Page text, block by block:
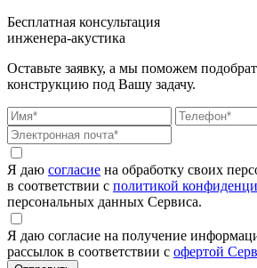
Бесплатная консультация
инженера-акустика
Оставьте заявку, а мы поможем
конструкцию под Вашу задачу.
Я даю согласие на обработку своих
в соответствии с политикой
персональных данных Сервиса.
Я даю согласие на получение
рассылок в соответствии с офертой